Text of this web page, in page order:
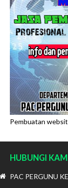
Pembuatan
HUBUNGI KAMI
PAC PERGUNU